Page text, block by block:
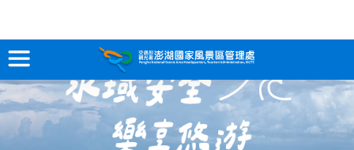
跳
到
主
要
內
容
訊息專區
關於澎湖